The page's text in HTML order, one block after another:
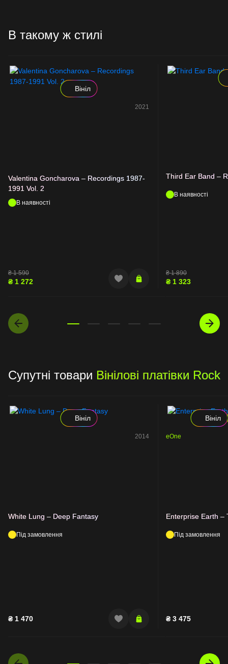
В такому ж стилі
Вініл
2021
Valentina Goncharova – Recordings 1987-
1991 Vol. 2
В наявності
₴1 590
₴ 1 272
Third Ear Band –
В наявності
₴1 890
₴ 1 323
Супутні товари Вінілові платівки Rock
Вініл
2014
White Lung – Deep Fantasy
Під замовлення
₴ 1 470
Вініл
eOne
Enterprise Earth –
Під замовлення
₴ 3 475